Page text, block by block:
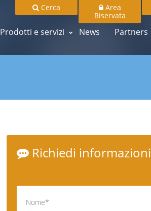
Prodotti e servizi News Partners
Cerca
Area
Riservata
Richiedi informazioni